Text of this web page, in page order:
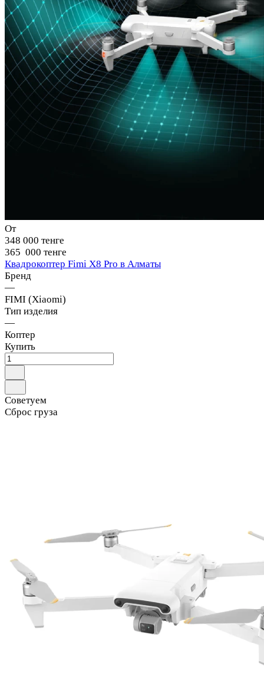
От
348 000 тенге
365 000 тенге
Квадрокоптер Fimi X8 Pro в Алматы
Бренд
—
FIMI (Xiaomi)
Тип изделия
—
Коптер
Купить
Советуем
Сброс груза